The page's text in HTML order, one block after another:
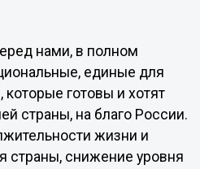
нами, в полном
единые для
которые готовы и хотят
страны, на благо России.
жизни и
страны, снижение уровня